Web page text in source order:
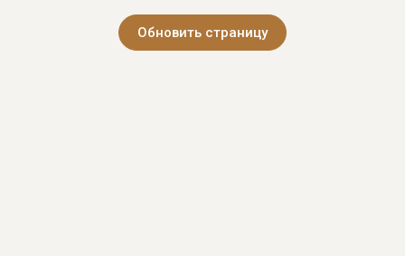
Обновить страницу